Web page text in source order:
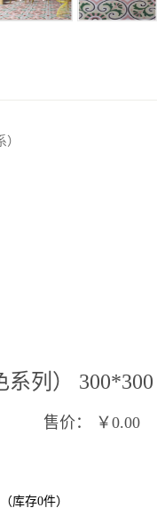
系列） 300*300
售价： ￥0.00
库存0件）